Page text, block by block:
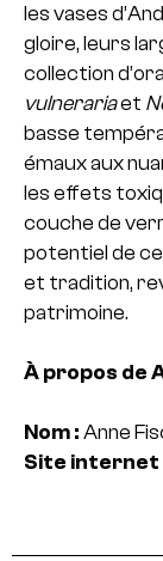
les vases
gloire, leurs
collection
vulnerariaet
basse
émaux aux
les effets
couche de
potentiel de
et tradition,
patrimoine.
À propos de
Nom : Anne
Site internet